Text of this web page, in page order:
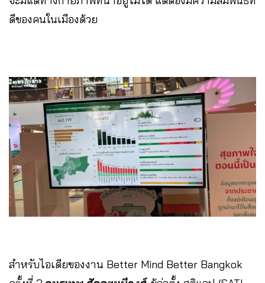
ดีของคนในเมืองด้วย
สำหรับไอเดียของงาน Better Mind Better Bangkok